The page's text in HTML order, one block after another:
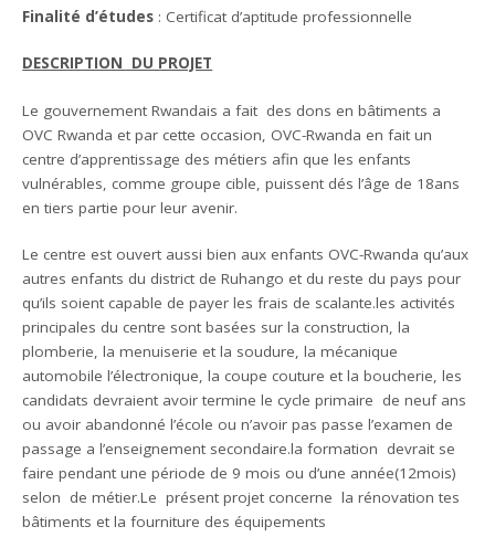
Finalité d’études : Certificat d’aptitude professionnelle
DESCRIPTION DU PROJET
Le gouvernement Rwandais a fait des dons en bâtiments a
OVC Rwanda et par cette occasion, OVC-Rwanda en fait un
centre d’apprentissage des métiers afin que les enfants
vulnérables, comme groupe cible, puissent dés l’âge de 18ans
en tiers partie pour leur avenir.
Le centre est ouvert aussi bien aux enfants OVC-Rwanda qu’aux
autres enfants du district de Ruhango et du reste du pays pour
qu’ils soient capable de payer les frais de scalante.les activités
principales du centre sont basées sur la construction, la
plomberie, la menuiserie et la soudure, la mécanique
automobile l’électronique, la coupe couture et la boucherie, les
candidats devraient avoir termine le cycle primaire de neuf ans
ou avoir abandonné l’école ou n’avoir pas passe l’examen de
passage a l’enseignement secondaire.la formation devrait se
faire pendant une période de 9 mois ou d’une année(12mois)
selon de métier.Le présent projet concerne la rénovation tes
bâtiments et la fourniture des équipements